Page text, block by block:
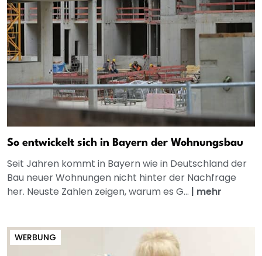
So entwickelt sich in Bayern der Wohnungsbau
Seit Jahren kommt in Bayern wie in Deutschland der
Bau neuer Wohnungen nicht hinter der Nachfrage
her. Neuste Zahlen zeigen, warum es G... | mehr
WERBUNG